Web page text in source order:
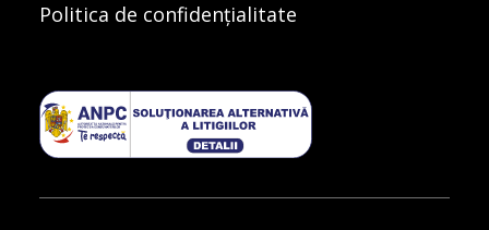
Politica de confidențialitate